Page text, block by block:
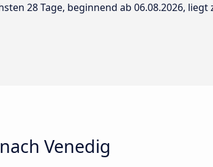
28 Tage, beginnend ab 06.08.2026, liegt
Venedig